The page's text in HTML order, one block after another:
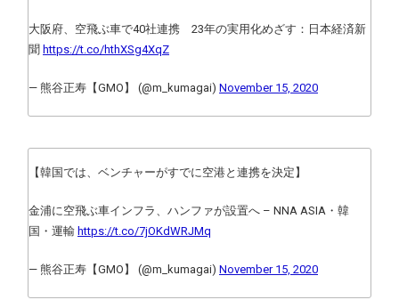
大阪府、空飛ぶ車で40社連携 23年の実用化めざす：日本経済新
聞 https://t.co/hthXSg4XqZ
— 熊谷正寿【GMO】 (@m_kumagai) November 15, 2020
【韓国では、ベンチャーがすでに空港と連携を決定】
金浦に空飛ぶ車インフラ、ハンファが設置へ – NNA ASIA・韓
国・運輸 https://t.co/7jOKdWRJMq
— 熊谷正寿【GMO】 (@m_kumagai) November 15, 2020